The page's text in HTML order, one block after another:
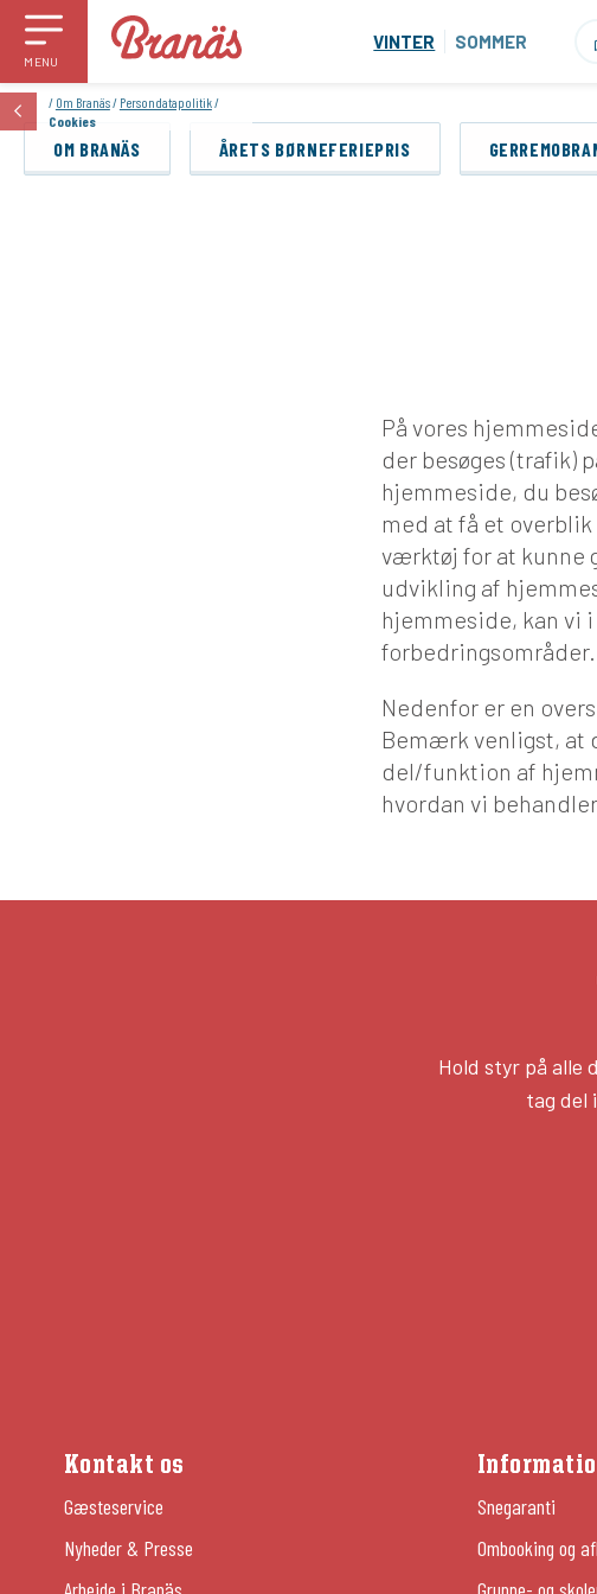
MENU
/ Om Branäs/ Persondatapolitik/
Cookies
VINTER SOMMER
OM BRANÄS ÅRETS BØRNEFERIEPRIS
På vores
der besøges (trafik)
hjemmeside, du
med at få et
værktøj for at kunne
udvikling af
hjemmeside, kan vi
forbedringsområder.
Nedenfor er en
Bemærk venligst, at
del/funktion af
hvordan vi
Hold styr på alle
tag del
Kontakt os
Gæsteservice
Nyheder & Presse
Snegaranti
Ombooking og